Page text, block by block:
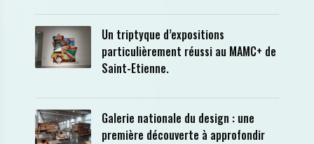
Un triptyque d’expositions
particulièrement réussi au MAMC+ de
Saint-Etienne.
Galerie nationale du design : une
première découverte à approfondir